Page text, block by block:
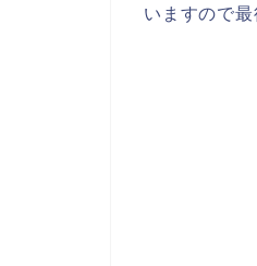
いますので